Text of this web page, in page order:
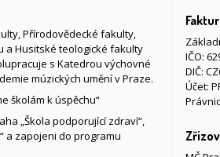
Přírodovědecké fakulty,
a Husitské teologické fakulty
s Katedrou výchovné
múzických umění v Praze.
školám k úspěchu“
„Škola podporující zdraví“,
a zapojeni do programu
IČO:
DIČ:
Účet: